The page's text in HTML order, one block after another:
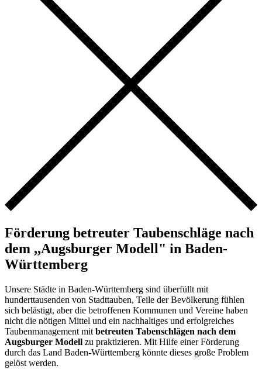
Förderung betreuter Taubenschläge nach
dem ,,Augsburger Modell" in Baden-
Württemberg
Unsere Städte in Baden-Württemberg sind überfüllt mit
hunderttausenden von Stadttauben, Teile der Bevölkerung fühlen
sich belästigt, aber die betroffenen Kommunen und Vereine haben
nicht die nötigen Mittel und ein nachhaltiges und erfolgreiches
Taubenmanagement mit betreuten Tabenschlägen nach dem
Augsburger Modell zu praktizieren. Mit Hilfe einer Förderung
durch das Land Baden-Württemberg könnte dieses große Problem
gelöst werden.